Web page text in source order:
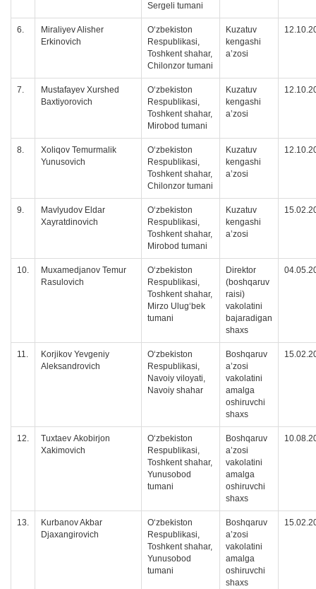
Sergeli tumani
6.
Miraliyev Alisher
Erkinovich
O‘zbekiston
Respublikasi,
Toshkent shahar,
Chilonzor tumani
Kuzatuv
kengashi
a’zosi
7.
Mustafayev Xurshed
Baxtiyorovich
O‘zbekiston
Respublikasi,
Toshkent shahar,
Mirobod tumani
Kuzatuv
kengashi
a’zosi
8.
Xoliqov Temurmalik
Yunusovich
O‘zbekiston
Respublikasi,
Toshkent shahar,
Chilonzor tumani
Kuzatuv
kengashi
a’zosi
9.
Mavlyudov Eldar
Xayratdinovich
O‘zbekiston
Respublikasi,
Toshkent shahar,
Mirobod tumani
Kuzatuv
kengashi
a’zosi
10.
Muxamedjanov Temur
Rasulovich
Oʻzbekiston
Respublikasi,
Toshkent shahar,
Mirzo Ulug‘bek
tumani
Direktor
(boshqaruv
raisi)
vakolatini
bajaradigan
shaxs
11.
Korjikov Yevgeniy
Аleksandrovich
Oʻzbekiston
Respublikasi,
Navoiy viloyati,
Navoiy shahar
Boshqaruv
a’zosi
vakolatini
amalga
oshiruvchi
shaxs
12.
Tuxtaev Аkobirjon
Xakimovich
Oʻzbekiston
Respublikasi,
Toshkent shahar,
Yunusobod
tumani
Boshqaruv
a’zosi
vakolatini
amalga
oshiruvchi
shaxs
13.
Kurbanov Akbar
Djaxangirovich
Oʻzbekiston
Respublikasi,
Toshkent shahar,
Yunusobod
tumani
Boshqaruv
a’zosi
vakolatini
amalga
oshiruvchi
shaxs